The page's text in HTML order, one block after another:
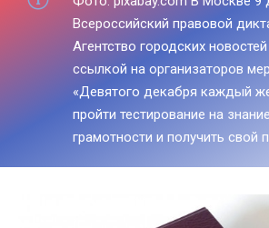
Всероссийский правовой
Агентство городских
ссылкой на организаторов
«Девятого декабря каждый
пройти тестирование на
грамотности и получить свой